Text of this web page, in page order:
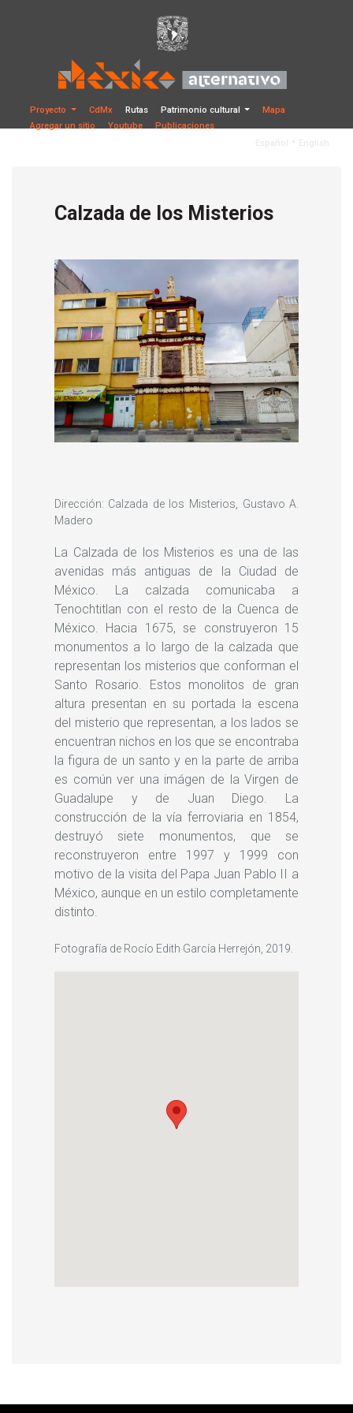
Proyecto CdMx Rutas Patrimonio cultural
Mapa
Agregar un sitio
Youtube
Publicaciones
Calzada de los Misterios
Dirección: Calzada de los Misterios, Gustavo A.
Madero
La Calzada de los Misterios es una de las
avenidas más antiguas de la Ciudad de
México. La calzada comunicaba a
Tenochtitlan con el resto de la Cuenca de
México. Hacia 1675, se construyeron 15
monumentos a lo largo de la calzada que
representan los misterios que conforman el
Santo Rosario. Estos monolitos de gran
altura presentan en su portada la escena
del misterio que representan, a los lados se
encuentran nichos en los que se encontraba
la figura de un santo y en la parte de arriba
es común ver una imágen de la Virgen de
Guadalupe y de Juan Diego. La
construcción de la vía ferroviaria en 1854,
destruyó siete monumentos, que se
reconstruyeron entre 1997 y 1999 con
motivo de la visita del Papa Juan Pablo II a
México, aunque en un estilo completamente
distinto.
Fotografía de Rocío Edith García Herrejón, 2019.